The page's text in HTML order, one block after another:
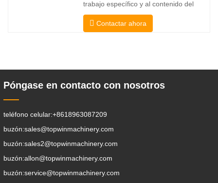
permiten
trabajo específico y al contenido del
trabajo De esta manera, se puede llevar
a cabo la pala, el apilamiento, la
zanjas, la limpieza de avenidas . Un
Contactar ahora
Póngase en contacto con nosotros
teléfono celular:+8618963087209
buzón:sales@topwinmachinery.com
buzón:sales2@topwinmachinery.com
buzón:allon@topwinmachinery.com
buzón:service@topwinmachinery.com